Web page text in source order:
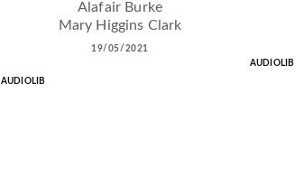
Alafair Burke
Mary Higgins Clark
19/05/2021
AUDIOLIB
AUDIOLIB